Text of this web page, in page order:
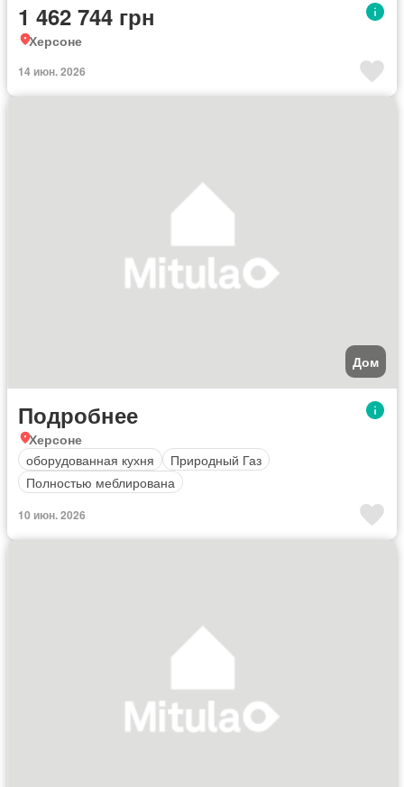
1 462 744 грн
Херсоне
14 июн. 2026
Дом
Подробнее
Херсоне
оборудованная кухня
Природный Газ
Полностью меблирована
10 июн. 2026